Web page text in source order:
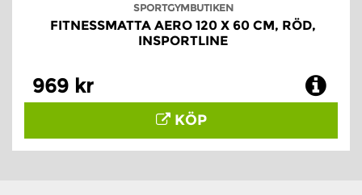
SPORTGYMBUTIKEN
FITNESSMATTA AERO 120 X 60 CM, RÖD,
INSPORTLINE
969 kr
KÖP